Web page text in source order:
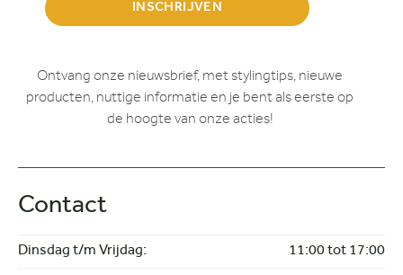
INSCHRIJVEN
Ontvang onze nieuwsbrief, met stylingtips, nieuwe
producten, nuttige informatie en je bent als eerste op
de hoogte van onze acties!
Contact
Dinsdag t/m Vrijdag: 11:00 tot 17:00